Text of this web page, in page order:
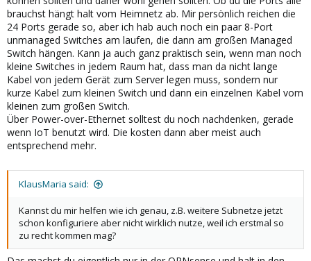
brauchst hängt halt vom Heimnetz ab. Mir persönlich reichen die
24 Ports gerade so, aber ich hab auch noch ein paar 8-Port
unmanaged Switches am laufen, die dann am großen Managed
Switch hängen. Kann ja auch ganz praktisch sein, wenn man noch
kleine Switches in jedem Raum hat, dass man da nicht lange
Kabel von jedem Gerät zum Server legen muss, sondern nur
kurze Kabel zum kleinen Switch und dann ein einzelnen Kabel vom
kleinen zum großen Switch.
Über Power-over-Ethernet solltest du noch nachdenken, gerade
wenn IoT benutzt wird. Die kosten dann aber meist auch
entsprechend mehr.
KlausMaria said:
Kannst du mir helfen wie ich genau, z.B. weitere Subnetze jetzt
schon konfiguriere aber nicht wirklich nutze, weil ich erstmal so
zu recht kommen mag?